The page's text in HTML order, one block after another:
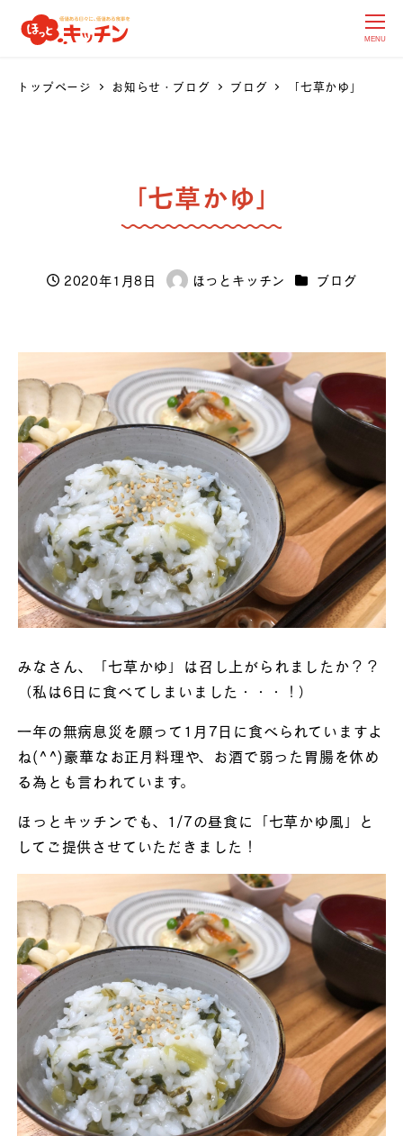
MENU
トップページ お知らせ・ブログ ブログ 「七草かゆ」
「七草かゆ」
投稿日
2020年1月8日
著
ほっとキッチン カテゴリー
ブログ
みなさん、「七草かゆ」は召し上がられましたか？？
（私は6日に食べてしまいました・・・！）
一年の無病息災を願って1月7日に食べられていますよ
ね(^^)豪華なお正月料理や、お酒で弱った胃腸を休め
る為とも言われています。
ほっとキッチンでも、1/7の昼食に「七草かゆ風」と
してご提供させていただきました！